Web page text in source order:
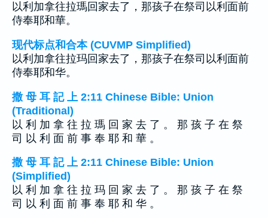
以利加拿往拉瑪回家去了，那孩子在祭司以利面前
侍奉耶和華。
现代标点和合本 (CUVMP Simplified)
以利加拿往拉玛回家去了，那孩子在祭司以利面前
侍奉耶和华。
撒 母 耳 記 上 2:11 Chinese Bible: Union
(Traditional)
以 利 加 拿 往 拉 瑪 回 家 去 了 。 那 孩 子 在 祭
司 以 利 面 前 事 奉 耶 和 華 。
撒 母 耳 記 上 2:11 Chinese Bible: Union
(Simplified)
以 利 加 拿 往 拉 玛 回 家 去 了 。 那 孩 子 在 祭
司 以 利 面 前 事 奉 耶 和 华 。